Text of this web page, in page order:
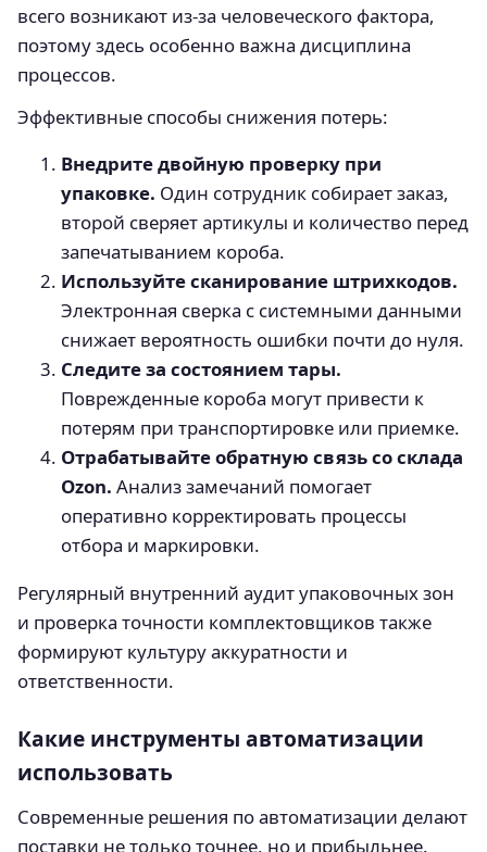
всего возникают из-за человеческого фактора,
поэтому здесь особенно важна дисциплина
процессов.
Эффективные способы снижения потерь:
Внедрите двойную проверку при
упаковке. Один сотрудник собирает заказ,
второй сверяет артикулы и количество перед
запечатыванием короба.
Используйте сканирование штрихкодов.
Электронная сверка с системными данными
снижает вероятность ошибки почти до нуля.
Следите за состоянием тары.
Поврежденные короба могут привести к
потерям при транспортировке или приемке.
Отрабатывайте обратную связь со склада
Ozon. Анализ замечаний помогает
оперативно корректировать процессы
отбора и маркировки.
Регулярный внутренний аудит упаковочных зон
и проверка точности комплектовщиков также
формируют культуру аккуратности и
ответственности.
Какие инструменты автоматизации
использовать
Современные решения по автоматизации делают
поставки не только точнее, но и прибыльнее.